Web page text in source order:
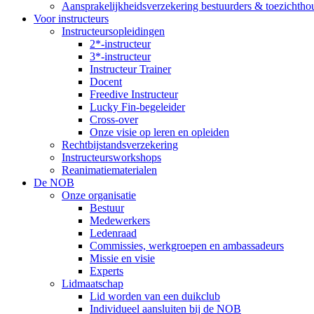
Aansprakelijkheidsverzekering bestuurders &
Voor instructeurs
Instructeursopleidingen
2*-instructeur
3*-instructeur
Instructeur Trainer
Docent
Freedive Instructeur
Lucky Fin-begeleider
Cross-over
Onze visie op leren en opleiden
Rechtbijstandsverzekering
Instructeursworkshops
Reanimatiematerialen
De NOB
Onze organisatie
Bestuur
Medewerkers
Ledenraad
Commissies, werkgroepen en ambassadeurs
Missie en visie
Experts
Lidmaatschap
Lid worden van een duikclub
Individueel aansluiten bij de NOB